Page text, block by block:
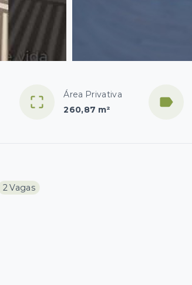
Área Privativa
260,87 m²
2 Vagas